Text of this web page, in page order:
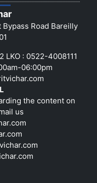
Road Bareilly
LKO : 0522-4008111
06:00pm
the content on
us